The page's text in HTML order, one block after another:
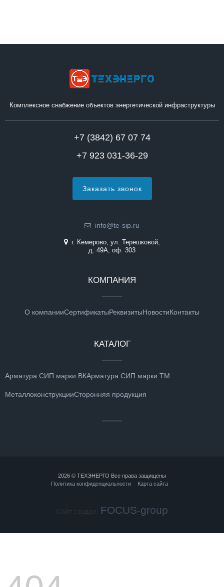
Комплексное снабжение объектов энергетической инфраструктуры
+7 (3842) 67 07 74
+7 923 031-36-29
Заказать звонок
info@te-sip.ru
г. Кемерово, ул. Терешковой,
д. 49А, оф. 303
КОМПАНИЯ
О компанииСертификатыРеквизитыНовостиКонтакты
КАТАЛОГ
Арматура СИП марки ВКАрматура СИП марки ТМ
МеталлоконструкцииСторонняя продукция
2026 © ТЕХЭНЕРГО Все права защищены
Политика конфиденциальности
Карта сайта
FOCUS-group